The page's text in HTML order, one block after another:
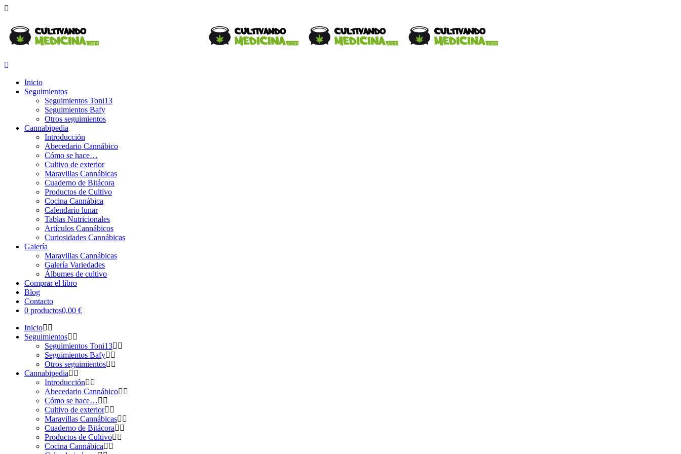
Inicio
Seguimientos
Seguimientos Toni13
Seguimientos Bafy
Otros seguimientos
Cannabipedia
Introducción
Abecedario Cannábico
Cómo se hace…
Cultivo de exterior
Maravillas Cannábicas
Cuaderno de Bitácora
Productos de Cultivo
Cocina Cannábica
Calendario lunar
Tablas Nutricionales
Artículos Cannábicos
Curiosidades Cannábicas
Galería
Maravillas Cannábicas
Galería Variedades
Álbumes de cultivo
Comprar el libro
Blog
Contacto
0 productos0,00 €
Inicio
Seguimientos
Seguimientos Toni13
Seguimientos Bafy
Otros seguimientos
Cannabipedia
Introducción
Abecedario Cannábico
Cómo se hace…
Cultivo de exterior
Maravillas Cannábicas
Cuaderno de Bitácora
Productos de Cultivo
Cocina Cannábica